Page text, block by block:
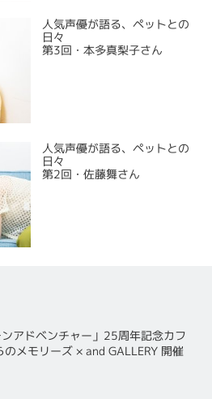
人気声優が語る、ペットとの
日々
第3回・本多真梨子さん
人気声優が語る、ペットとの
日々
第2回・佐藤舞さん
ンアドベンチャー」25周年記念カフ
のメモリーズ × and GALLERY 開催